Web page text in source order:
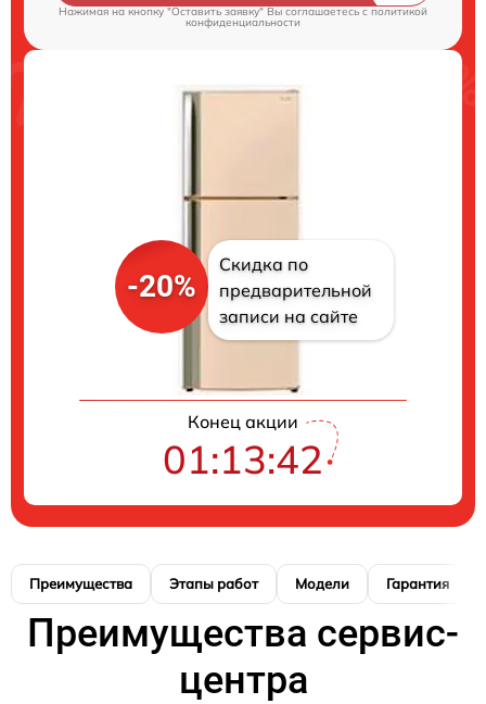
Нажимая на кнопку "Оставить заявку" Вы соглашаетесь cполитикой
конфиденциальности
-20%
Скидка по
предварительной
записи на сайте
Конец акции
01:13:41
Преимущества Этапы работ Модели Гарантия
Преимущества сервис-
центра